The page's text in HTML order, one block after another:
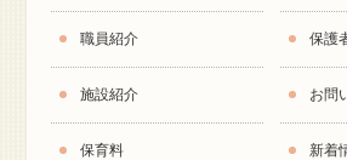
職員紹介
施設紹介
保育料
保護
お問
新着